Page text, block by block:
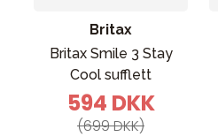
Britax
Britax Smile 3 Stay
Cool sufflett
594 DKK
(699 DKK)